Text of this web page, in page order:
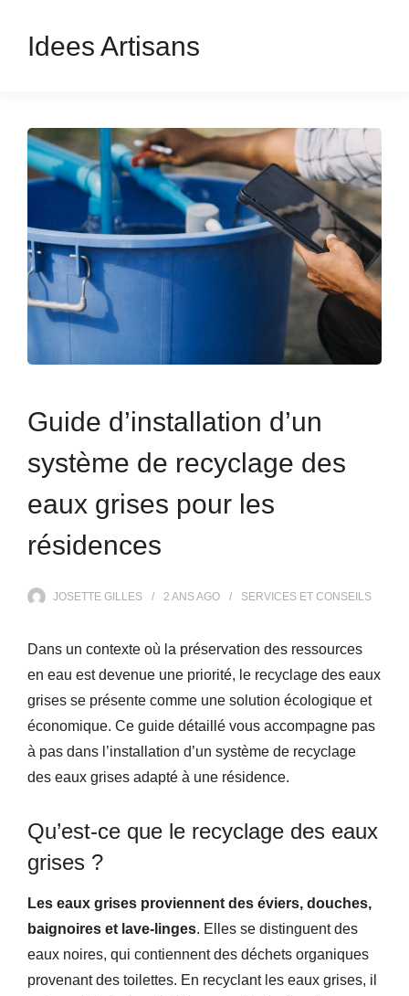
Idees Artisans
Guide d’installation d’un
système de recyclage des
eaux grises pour les
résidences
JOSETTE GILLES 2 ANSAGO SERVICES ET CONSEILS
Dans un contexte où la préservation des ressources
en eau est devenue une priorité, le recyclage des eaux
grises se présente comme une solution écologique et
économique. Ce guide détaillé vous accompagne pas
à pas dans l’installation d’un système de recyclage
des eaux grises adapté à une résidence.
Qu’est-ce que le recyclage des eaux
grises ?
Les eaux grises proviennent des éviers, douches,
baignoires et lave-linges. Elles se distinguent des
eaux noires, qui contiennent des déchets organiques
provenant des toilettes. En recyclant les eaux grises, il